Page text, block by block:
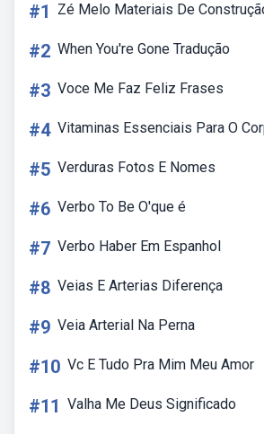
#1 Zé Melo Materiais De
#2 When You're Gone Tradução
#3 Voce Me Faz Feliz Frases
#4 Vitaminas Essenciais Para O
#5 Verduras Fotos E Nomes
#6 Verbo To Be O'que é
#7 Verbo Haber Em Espanhol
#8 Veias E Arterias Diferença
#9 Veia Arterial Na Perna
#10 Vc E Tudo Pra Mim Meu Amor
#11 Valha Me Deus Significado